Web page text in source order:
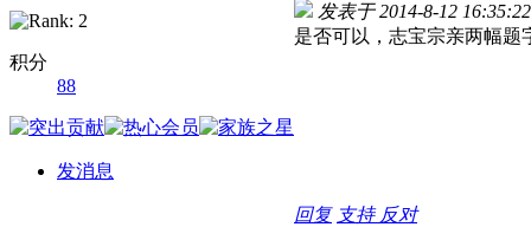
积分
88
发消息
发表于 2014-8-12 16:35:22
是否可以，志宝宗亲两幅题
回复 支持 反对